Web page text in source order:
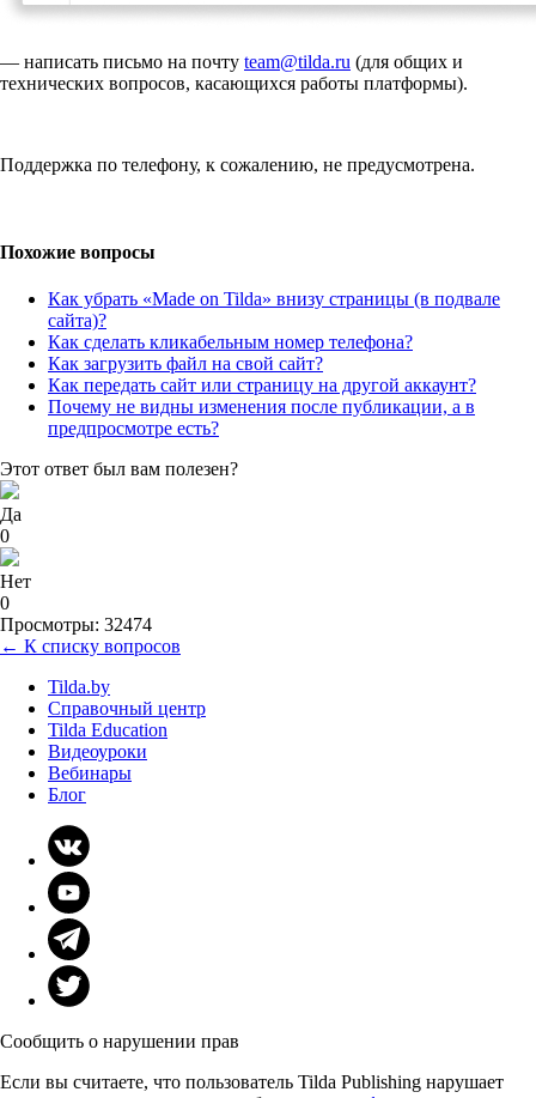
— написать письмо на почту team@tilda.ru (для общих и
технических вопросов, касающихся работы платформы).
Поддержка по телефону, к сожалению, не предусмотрена.
Похожие вопросы
Как убрать «Made on Tilda» внизу страницы (в подвале
сайта)?
Как сделать кликабельным номер телефона?
Как загрузить файл на свой сайт?
Как передать сайт или страницу на другой аккаунт?
Почему не видны изменения после публикации, а в
предпросмотре есть?
Этот ответ был вам полезен?
Да
0
Нет
0
Просмотры: 32474
← К списку вопросов
Tilda.by
Справочный центр
Tilda Education
Видеоуроки
Вебинары
Блог
Сообщить о нарушении прав
Если вы считаете, что пользователь Tilda Publishing нарушает